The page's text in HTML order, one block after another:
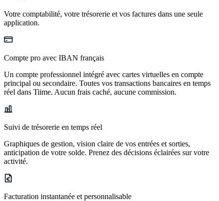
Votre comptabilité, votre trésorerie et vos factures dans une seule
application.
Compte pro avec IBAN français
Un compte professionnel intégré avec cartes virtuelles en compte
principal ou secondaire. Toutes vos transactions bancaires en temps
réel dans Tiime. Aucun frais caché, aucune commission.
Suivi de trésorerie en temps réel
Graphiques de gestion, vision claire de vos entrées et sorties,
anticipation de votre solde. Prenez des décisions éclairées sur votre
activité.
Facturation instantanée et personnalisable